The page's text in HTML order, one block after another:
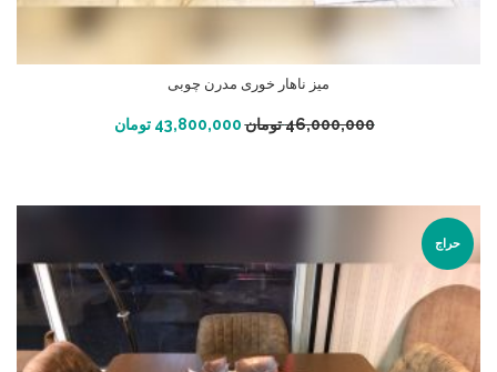
میز ناهار خوری مدرن چوبی
46,000,000تومان 43,800,000 تومان افزودن به سبد خرید
حراج